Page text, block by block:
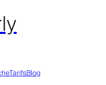
TarifsBlog